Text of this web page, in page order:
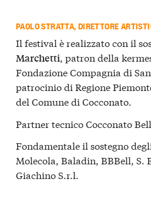
PAOLO STRATTA, DIRETTORE
Il festival è realizzato con il
Marchetti, patron della
Fondazione Compagnia di
patrocinio di Regione
del Comune di Cocconato.
Partner tecnico Cocconato
Fondamentale il sostegno
Molecola, Baladin, BBBell, S.
Giachino S.r.l.